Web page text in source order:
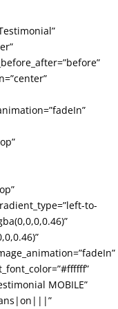
to-
MOBILE”